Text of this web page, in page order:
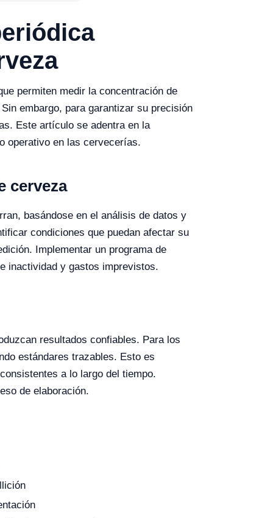
permiten medir la concentración de
embargo, para garantizar su precisión
Este artículo se adentra en la
operativo en las cervecerías.
cerveza
basándose en el análisis de datos y
condiciones que puedan afectar su
Implementar un programa de
inactividad y gastos imprevistos.
resultados confiables. Para los
estándares trazables. Esto es
a lo largo del tiempo.
de elaboración.